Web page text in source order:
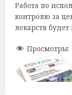
Работа по
контролю за
лекарств
Просмотры: